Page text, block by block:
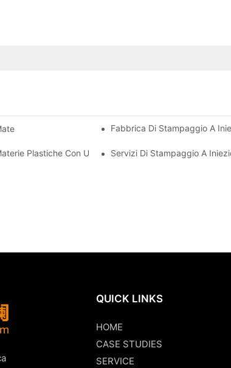
Plastiche Con Vasta Esperienza Nel Settore
Fabbrica Di Stampaggio A
Plastiche Con Una Vasta Gamma Di Prodotti
Servizi Di Stampaggio A
QUICK LINKS
HOME
CASE STUDIES
SERVICE